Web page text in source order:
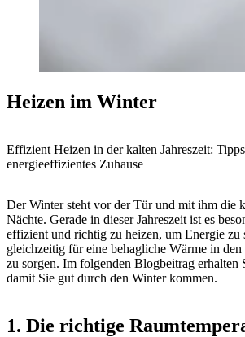
Heizen im Winter
Effizient Heizen in der kalten Jahreszeit:
energieeffizientes Zuhause
Der Winter steht vor der Tür und mit ihm die
Nächte. Gerade in dieser Jahreszeit ist es
effizient und richtig zu heizen, um Energie zu
gleichzeitig für eine behagliche Wärme in
zu sorgen. Im folgenden Blogbeitrag erhalten
damit Sie gut durch den Winter kommen.
1. Die richtige